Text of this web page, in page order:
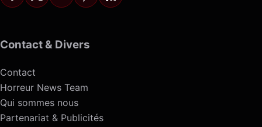
Contact & Divers
Contact
Horreur News Team
Qui sommes nous
Partenariat & Publicités